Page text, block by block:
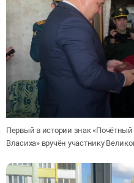
Первый в истории знак «Почётный
Власиха» вручён участнику